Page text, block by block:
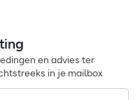
en advies ter
in je mailbox